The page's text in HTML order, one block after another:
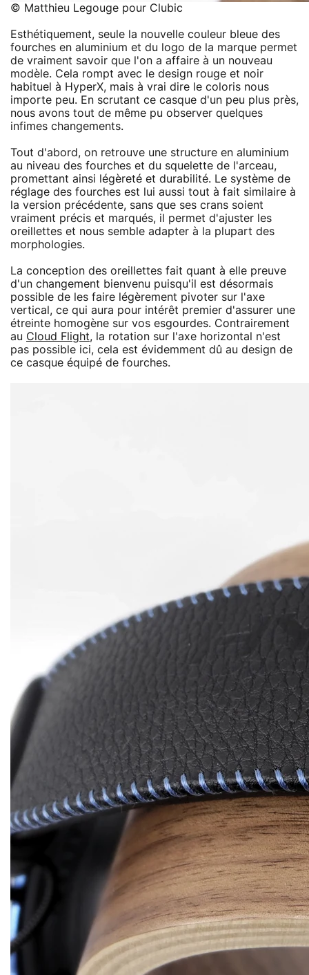
© Matthieu Legouge pour Clubic
Esthétiquement, seule la nouvelle couleur bleue des
fourches en aluminium et du logo de la marque permet
de vraiment savoir que l'on a affaire à un nouveau
modèle. Cela rompt avec le design rouge et noir
habituel à HyperX, mais à vrai dire le coloris nous
importe peu. En scrutant ce casque d'un peu plus près,
nous avons tout de même pu observer quelques
infimes changements.
Tout d'abord, on retrouve une structure en aluminium
au niveau des fourches et du squelette de l'arceau,
promettant ainsi légèreté et durabilité. Le système de
réglage des fourches est lui aussi tout à fait similaire à
la version précédente, sans que ses crans soient
vraiment précis et marqués, il permet d'ajuster les
oreillettes et nous semble adapter à la plupart des
morphologies.
La conception des oreillettes fait quant à elle preuve
d'un changement bienvenu puisqu'il est désormais
possible de les faire légèrement pivoter sur l'axe
vertical, ce qui aura pour intérêt premier d'assurer une
étreinte homogène sur vos esgourdes. Contrairement
au Cloud Flight, la rotation sur l'axe horizontal n'est
pas possible ici, cela est évidemment dû au design de
ce casque équipé de fourches.